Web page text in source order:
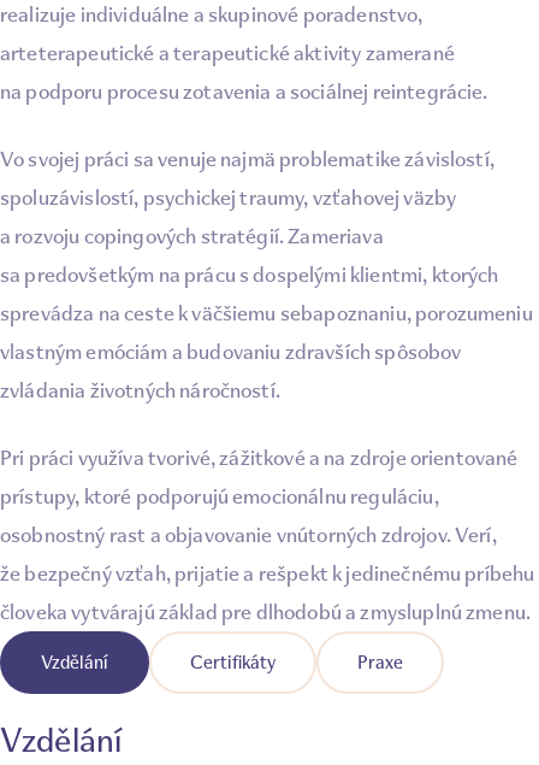
realizuje individuálne a skupinové poradenstvo,
arteterapeutické a terapeutické aktivity zamerané
na podporu procesu zotavenia a sociálnej reintegrácie.
Vo svojej práci sa venuje najmä problematike závislostí,
spoluzávislostí, psychickej traumy, vzťahovej väzby
a rozvoju copingových stratégií. Zameriava
sa predovšetkým na prácu s dospelými klientmi, ktorých
sprevádza na ceste k väčšiemu sebapoznaniu, porozumeniu
vlastným emóciám a budovaniu zdravších spôsobov
zvládania životných náročností.
Pri práci využíva tvorivé, zážitkové a na zdroje orientované
prístupy, ktoré podporujú emocionálnu reguláciu,
osobnostný rast a objavovanie vnútorných zdrojov. Verí,
že bezpečný vzťah, prijatie a rešpekt k jedinečnému príbehu
človeka vytvárajú základ pre dlhodobú a zmysluplnú zmenu.
Vzdělání Certifikáty Praxe
Vzdělání